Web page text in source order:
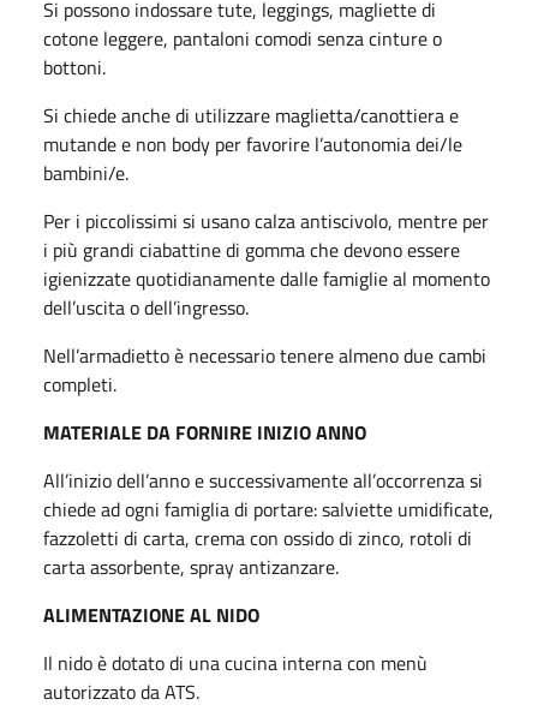
Si possono indossare tute, leggings, magliette di
cotone leggere, pantaloni comodi senza cinture o
bottoni.
Si chiede anche di utilizzare maglietta/canottiera e
mutande e non body per favorire l’autonomia dei/le
bambini/e.
Per i piccolissimi si usano calza antiscivolo, mentre per
i più grandi ciabattine di gomma che devono essere
igienizzate quotidianamente dalle famiglie al momento
dell’uscita o dell’ingresso.
Nell’armadietto è necessario tenere almeno due cambi
completi.
MATERIALE DA FORNIRE INIZIO ANNO
All’inizio dell’anno e successivamente all’occorrenza si
chiede ad ogni famiglia di portare: salviette umidificate,
fazzoletti di carta, crema con ossido di zinco, rotoli di
carta assorbente, spray antizanzare.
ALIMENTAZIONE AL NIDO
Il nido è dotato di una cucina interna con menù
autorizzato da ATS.